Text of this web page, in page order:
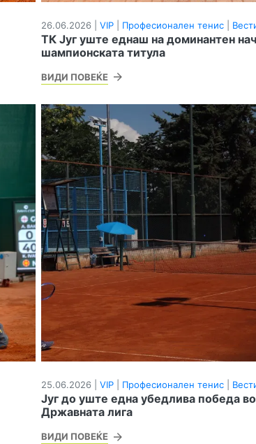
26.06.2026 |VIP Професионален тенис
ТК Југ уште еднаш на доминантен
шампионската титула
ВИДИ ПОВЕЌЕ
25.06.2026 |VIP Професионален тенис
Југ до уште една убедлива победа во
Државната лига
ВИДИ ПОВЕЌЕ